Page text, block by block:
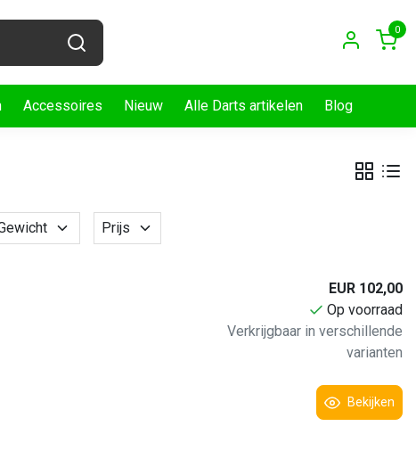
0
Accessoires Nieuw Alle Darts artikelen Blog
Prijs
EUR 102,00
Op voorraad
Verkrijgbaar in verschillende
varianten
Bekijken